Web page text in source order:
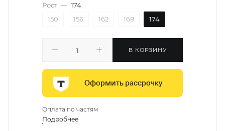
Рост — 174
150
156 162 168 174
В КОРЗИНУ
Оформить рассрочку
Оплата по частям
Подробнее